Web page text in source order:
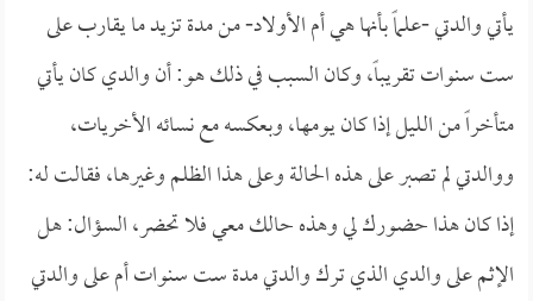
يأتي والدتي -علماً بأنها هي أم الأولاد- من مدة تزيد ما يقارب على
ست سنوات تقريباً، وكان السبب في ذلك هو: أن والدي كان يأتي
متأخراً من الليل إذا كان يومها، وبعكسه مع نسائه الأخريات،
ووالدتي لم تصبر على هذه الحالة وعلى هذا الظلم وغيرها، فقالت له:
إذا كان هذا حضورك لي وهذه حالك معي فلا تحضر، السؤال: هل
الإثم على والدي الذي ترك والدتي مدة ست سنوات أم على والدتي